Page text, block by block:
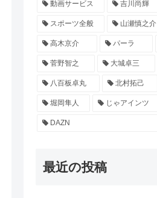
動画サービス 吉川尚輝
スポーツ全般 山瀬慎之介
高木京介 パーラ
菅野智之 大城卓三
八百板卓丸 北村拓己
堀岡隼人 じゃアインツ
DAZN
最近の投稿